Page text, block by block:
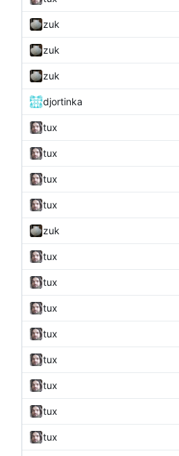
zuk
zuk
zuk
djortinka
tux
tux
tux
tux
zuk
tux
tux
tux
tux
tux
tux
tux
tux